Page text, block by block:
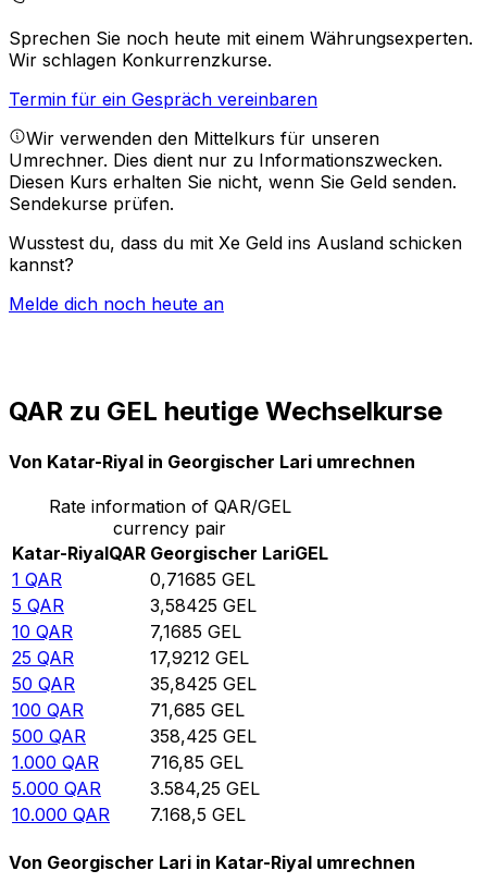
Sprechen Sie noch heute mit einem Währungsexperten.
Wir schlagen Konkurrenzkurse.
Termin für ein Gespräch vereinbaren
Wir verwenden den Mittelkurs für unseren
Umrechner. Dies dient nur zu Informationszwecken.
Diesen Kurs erhalten Sie nicht, wenn Sie Geld senden.
Sendekurse prüfen.
Wusstest du, dass du mit Xe Geld ins Ausland schicken
kannst?
Melde dich noch heute an
QAR zu GEL heutige Wechselkurse
Von Katar-Riyal in Georgischer Lari umrechnen
Rate information of QAR/GEL
currency pair
Katar-RiyalQAR Georgischer LariGEL
1 QAR 0,71685 GEL
5 QAR 3,58425 GEL
10 QAR 7,1685 GEL
25 QAR 17,9212 GEL
50 QAR 35,8425 GEL
100 QAR 71,685 GEL
500 QAR 358,425 GEL
1.000 QAR 716,85 GEL
5.000 QAR 3.584,25 GEL
10.000 QAR 7.168,5 GEL
Von Georgischer Lari in Katar-Riyal umrechnen